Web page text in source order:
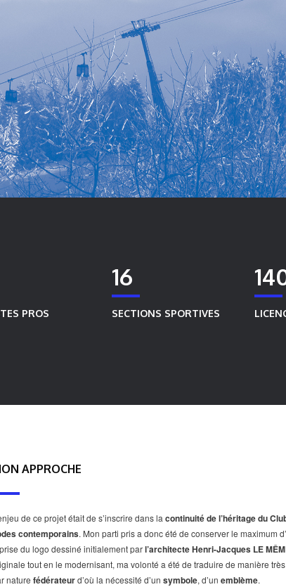
PROS
16
SECTIONS SPORTIVES
APPROCHE
de ce projet était de s’inscrire dans la continuité de l’héritage du
contemporains. Mon parti pris a donc été de conserver le maximum
du logo dessiné initialement parl’architecte Henri-Jacques LE
tout en le modernisant, ma volonté a été de traduire de manière
nature fédérateurd’où la nécessité d’un symbole, d’un emblème.